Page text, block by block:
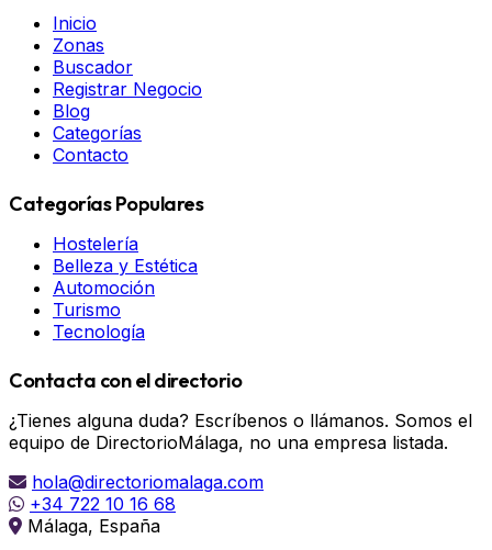
Inicio
Zonas
Buscador
Registrar Negocio
Blog
Categorías
Contacto
Categorías Populares
Hostelería
Belleza y Estética
Automoción
Turismo
Tecnología
Contacta con el directorio
¿Tienes alguna duda? Escríbenos o llámanos. Somos el
equipo de DirectorioMálaga, no una empresa listada.
hola@directoriomalaga.com
+34 722 10 16 68
Málaga, España